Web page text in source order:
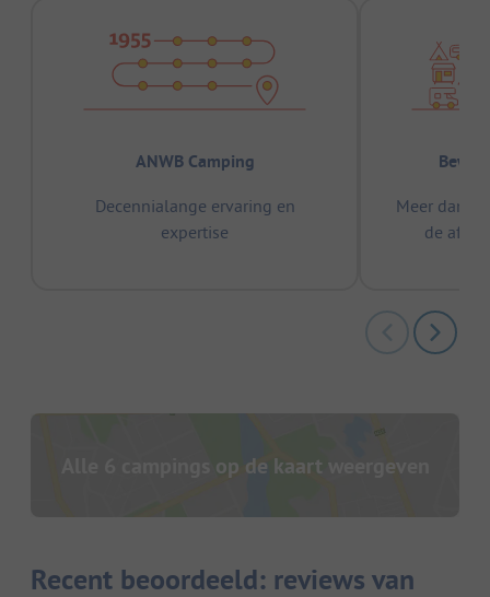
ANWB Camping
Decennialange ervaring en
expertise
Meer dan
de
Alle 6 campings op de kaart weergeven
Recent beoordeeld: reviews van